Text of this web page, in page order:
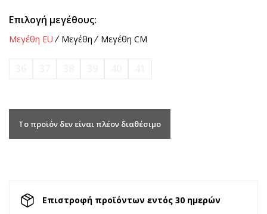
Επιλογή μεγέθους:
Μεγέθη EU Μεγέθη Μεγέθη CM
Το προϊόν δεν είναι πλέον διαθέσιμο
Επιστροφή προϊόντων εντός 30 ημερών